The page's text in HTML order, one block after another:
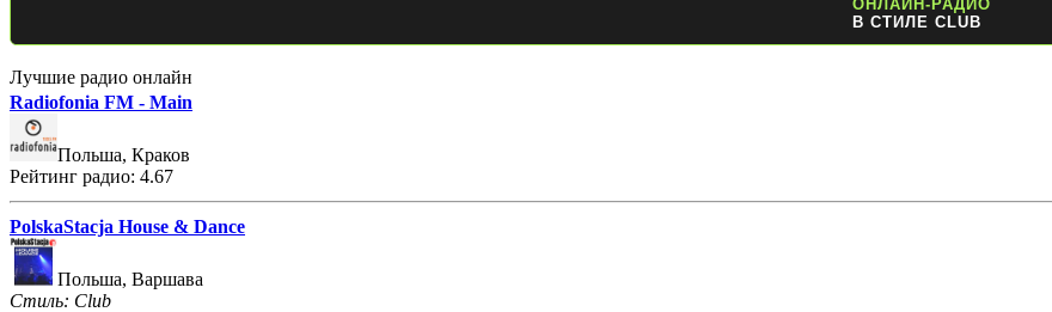
ОНЛАЙН-РАДИО
В СТИЛЕ CLUB
Лучшие радио онлайн
Radiofonia FM - Main
Польша, Краков
Рейтинг радио: 4.67
PolskaStacja House & Dance
Польша, Варшава
Стиль: Club